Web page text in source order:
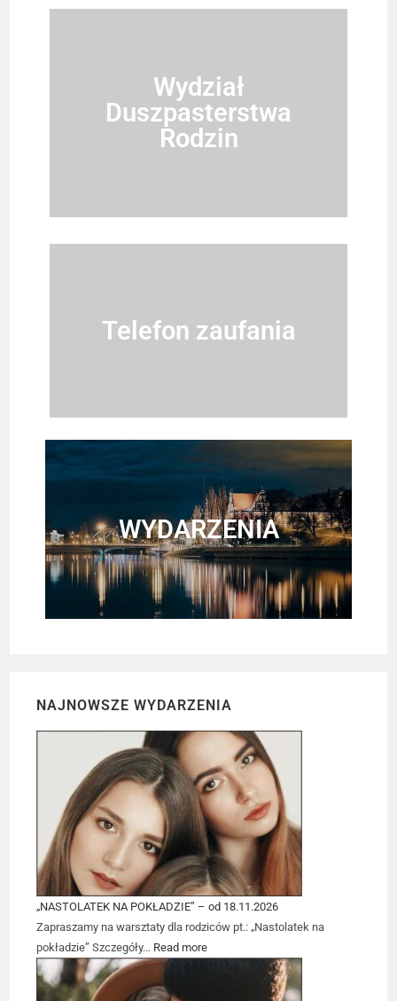
Wydział
Duszpasterstwa
Rodzin
Telefon zaufania
WYDARZENIA
NAJNOWSZE WYDARZENIA
„NASTOLATEK NA POKŁADZIE” – od 18.11.2026
Zapraszamy na warsztaty dla rodziców pt.: „Nastolatek na
pokładzie” Szczegóły… Read more